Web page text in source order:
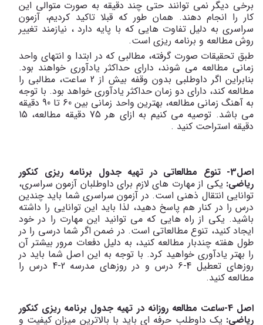
برخی دیگر نمی توانند حتی چند دقیقه به صورت متوالی این
کار را انجام دهند. همان طور که قبلا تاکید کردیم، آزمون
سراسری به دلیل تفاوت هایی که با پایه دارد ، نیازمند تغییر
روش مطالعه و برنامه ریزی است.
طبق تحقیقات صورت گرفته، مطالبی که در ابتدا و انتهای واحد
زمانی مطالعه می شوند، دارای حداکثر یادآوری خواهند بود.
بنابراین اگر داوطلبی بدون وقفه بیش از 2 ساعت، مطالبی را
مطالعه کند، دارای دو زمان حداکثر یادآوری خواهد بود. با توجه
به آهنگ زمانی مطالعه، بهترین واحد زمانی بین 60 تا 90 دقیقه
می باشد. توصیه می کنیم به ازای هر 75 دقیقه مطالعه، 15
دقیقه استراحت کنید .
اصل3- تنوع مطالعاتی در تهیه جدول برنامه ریزی کنکور
ریاضی: یکی از مهارت های لازم برای داوطلبان آزمون سراسری،
توانایی انتقال ذهنی است. در آزمون سراسری شما باید چندین
درس را در کنار هم پاسخ دهید، لذا باید این توانایی را داشته
باشید. یکی از راه هایی که می توانید این مهارت را در خود
ایجاد کنید، تنوع مطالعاتی است. در ضمن اگر شما درسی را در
طول هفته چندبار مطالعه کنید، به دلیل دفعات مرور بیشتر آن
را بهتر یادآوری خواهید کرد. با توجه به این اصل شما باید در
روزهای تعطیل 4-6 درس و در روزهای مدرسه 2-4 درس را
مطالعه کنید.
اصل 4-ساعت مطالعه روزانه در تهیه جدول برنامه ریزی کنکور
ریاضی: یک داوطلب حرفه ای باید با بالاترین میزان کیفیت و